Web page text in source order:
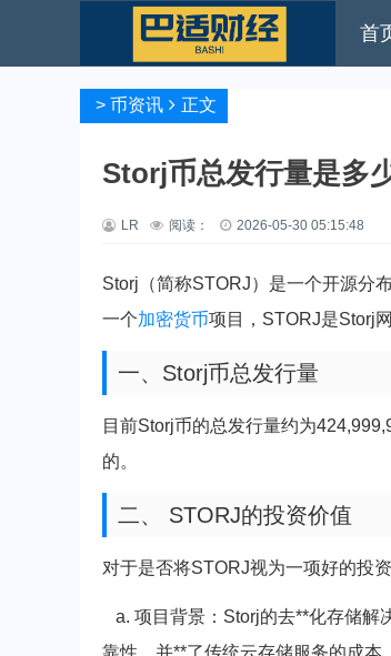
首
> 币资讯 正文
Storj币总发行量是多
LR 阅读： 2026-05-30 05:15:48
Storj（简称STORJ）是一个开源分
一个加密货币项目，STORJ是Storj
一、Storj币总发行量
目前Storj币的总发行量约为
的。
二、 STORJ的投资价值
对于是否将STORJ视为一项好的投
a. 项目背景：Storj的去**化存储解
靠性，并**了传统云存储服务的成本